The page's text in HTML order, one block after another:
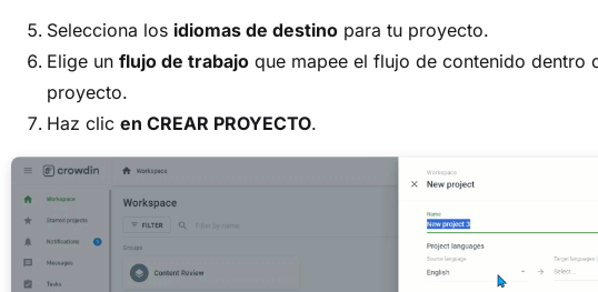
Selecciona los idiomas de destino para tu proyecto.
Elige un flujo de trabajo que mapee el flujo de contenido dentro
proyecto.
Haz clic en CREAR PROYECTO.